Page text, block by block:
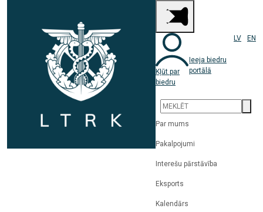
Kļūt par
biedru
Ieeja biedru
portālā
LV EN
Par mums
Pakalpojumi
Interešu pārstāvība
Eksports
Kalendārs